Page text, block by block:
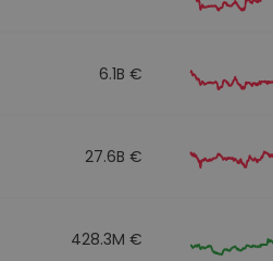
6.1B €
27.6B €
428.3M €